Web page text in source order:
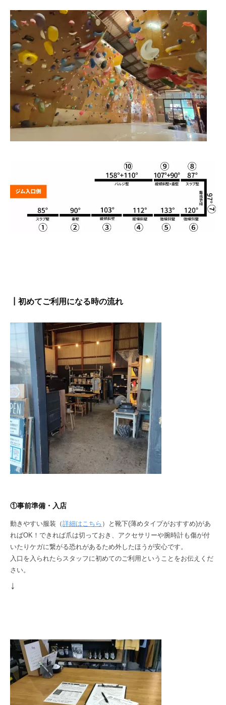
┃初めてご利用になる時の流れ
①事前準備・入店
動きやすい服装（詳細はこちら ）と靴下(薄めタイプがおすすめ)があ
ればOK！できれば爪は切っておき、アクセサリーや腕時計も傷が付
いたりケガに繋がる恐れがあるため外したほうが安心です。
入口を入られたらスタッフに初めてのご利用ということをお伝えくだ
さい。
↓